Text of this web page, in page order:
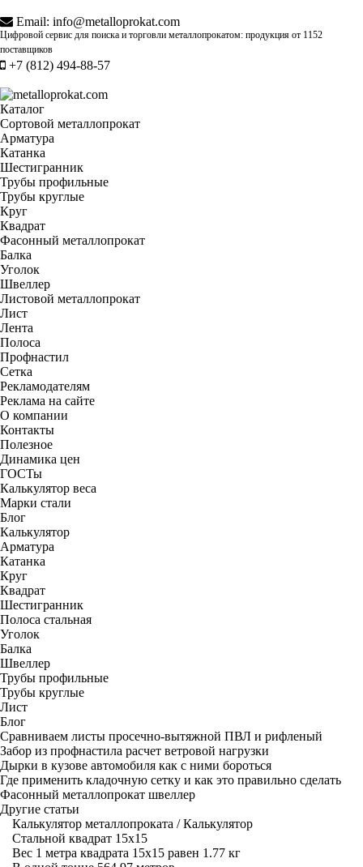
Email: info@metalloprokat.com
Цифровой сервис для поиска и торговли металлопрокатом: продукция от 1152
поставщиков
+7 (812) 494-88-57
Каталог
Сортовой металлопрокат
Арматура
Катанка
Шестигранник
Трубы профильные
Трубы круглые
Круг
Квадрат
Фасонный металлопрокат
Балка
Уголок
Швеллер
Листовой металлопрокат
Лист
Лента
Полоса
Профнастил
Сетка
Рекламодателям
Реклама на сайте
О компании
Контакты
Полезное
Динамика цен
ГОСТы
Калькулятор веса
Марки стали
Блог
Калькулятор
Арматура
Катанка
Круг
Квадрат
Шестигранник
Полоса стальная
Уголок
Балка
Швеллер
Трубы профильные
Трубы круглые
Лист
Блог
Сравниваем листы просечно-вытяжной ПВЛ и рифленый
Забор из профнастила расчет ветровой нагрузки
Дырки в кузове автомобиля как с ними бороться
Где применить кладочную сетку и как это правильно сделать
Фасонный металлопрокат швеллер
Другие статьи
Калькулятор металлопроката /Калькулятор
Стальной квадрат 15х15
Вес 1 метра квадрата 15х15 равен 1.77 кг